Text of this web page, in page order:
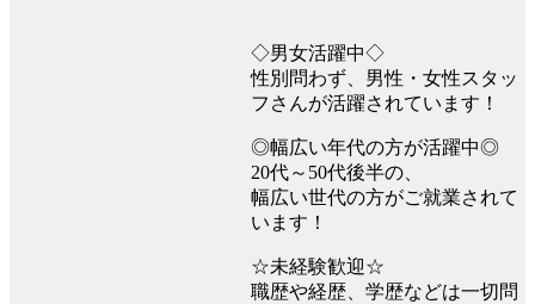
◇男女活躍中◇
性別問わず、男性・女性スタッ
フさんが活躍されています！
◎幅広い年代の方が活躍中◎
20代～50代後半の、
幅広い世代の方がご就業されて
います！
☆未経験歓迎☆
職歴や経歴、学歴などは一切問